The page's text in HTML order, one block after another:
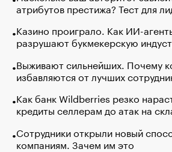
атрибутов престижа? Тест для
Казино проиграло. Как ИИ-
разрушают букмекерскую
Выживают сильнейших. Почему
избавляются от лучших
Как банк Wildberries резко
кредиты селлерам до атак на
Сотрудники открыли новый
компаниям. Зачем им это